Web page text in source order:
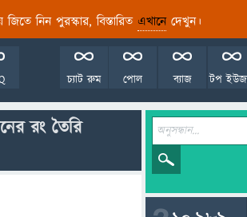
জিতে নিন পুরস্কার, বিস্তারিত এখানেদেখুন।
টপ
ব্যাজ
পোল
চ্যাট রুম
রং তৈরি